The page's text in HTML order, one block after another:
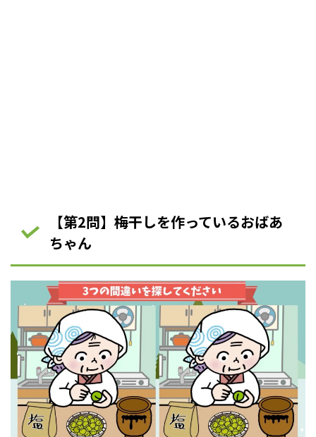
【第2問】梅干しを作っているおばあ
ちゃん